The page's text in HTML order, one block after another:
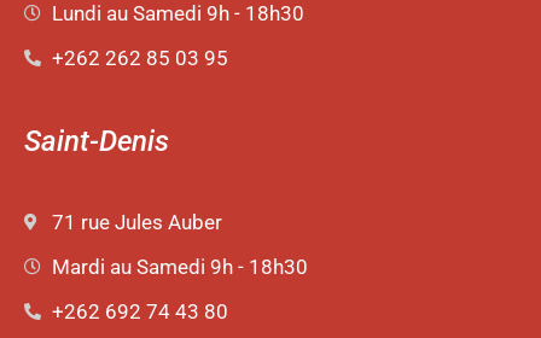
Lundi au Samedi 9h - 18h30
+262 262 85 03 95
Saint-Denis
71 rue Jules Auber
Mardi au Samedi 9h - 18h30
+262 692 74 43 80